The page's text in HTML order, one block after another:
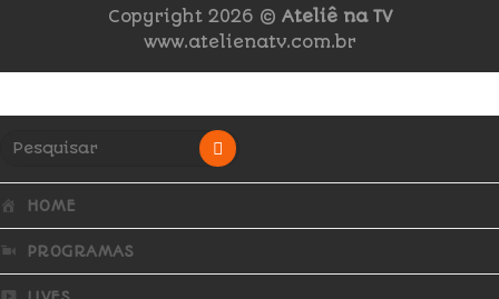
Copyright 2026 © Ateliê na TV
www.atelienatv.com.br
HOME
PROGRAMAS